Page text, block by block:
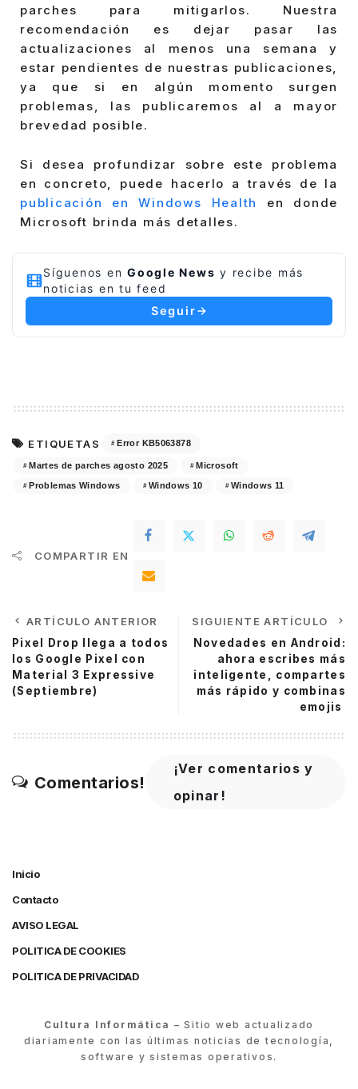
parches para mitigarlos. Nuestra
recomendación es dejar pasar las
actualizaciones al menos una semana y
estar pendientes de nuestras publicaciones,
ya que si en algún momento surgen
problemas, las publicaremos al a mayor
brevedad posible.
Si desea profundizar sobre este problema
en concreto, puede hacerlo a través de la
publicación en Windows Health
en donde
Microsoft brinda más detalles.
Síguenos en Google News y recibe más
noticias en tu feed
Seguir
ETIQUETAS Error KB5063878
Martes de parches agosto 2025 Microsoft
Problemas Windows Windows 10 Windows 11
COMPARTIR EN
ARTÍCULO ANTERIOR
Pixel Drop llega a todos
los Google Pixel con
Material 3 Expressive
(Septiembre)
SIGUIENTE ARTÍCULO
Novedades en Android:
ahora escribes más
inteligente, compartes
más rápido y combinas
emojis
Comentarios!
¡Ver comentarios y
opinar!
Inicio
Contacto
AVISO LEGAL
POLITICA DE COOKIES
POLITICA DE PRIVACIDAD
Cultura Informática – Sitio web actualizado
diariamente con las últimas noticias de tecnología,
software y sistemas operativos.